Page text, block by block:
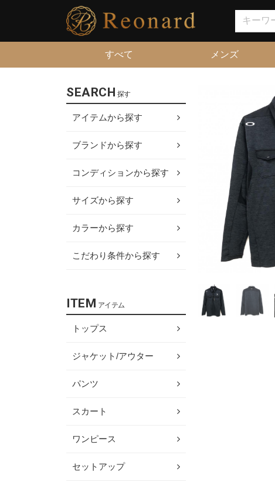
すべて メンズ
SEARCH 探す
アイテムから探す
ブランドから探す
コンディションから探す
サイズから探す
カラーから探す
こだわり条件から探す
ITEM アイテム
トップス
ジャケット/アウター
パンツ
スカート
ワンピース
セットアップ